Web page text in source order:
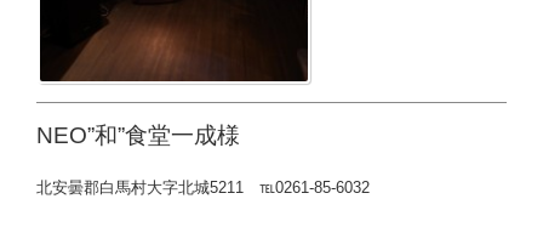
NEO”和”食堂一成様
北安曇郡白馬村大字北城5211 ℡0261-85-6032